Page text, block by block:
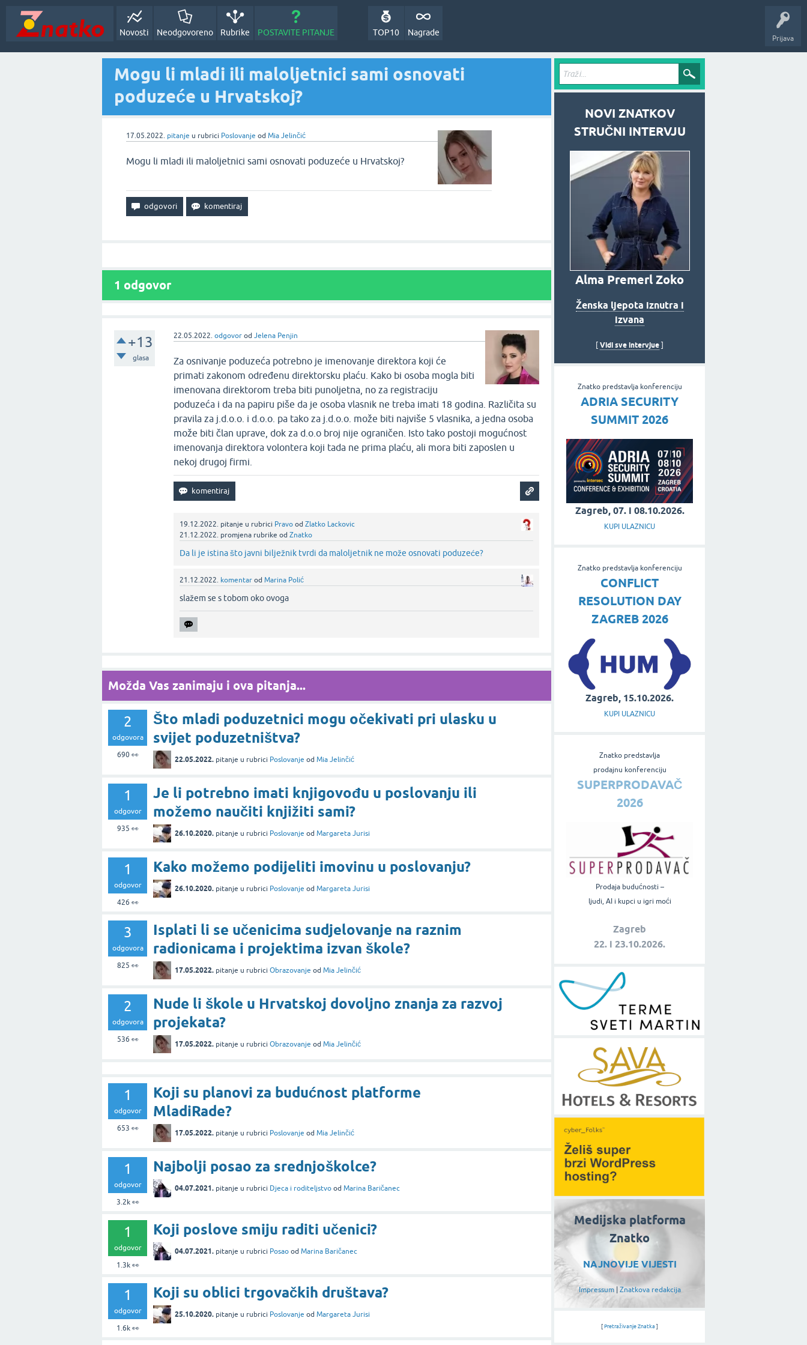
Prijava
Novosti Neodgovoreno Rubrike POSTAVITE PITANJE Nagrade
TOP10
Mogu li mladi ili maloljetnici sami osnovati
poduzeće u Hrvatskoj?
17.05.2022. pitanje u rubrici Poslovanje od Mia Jelinčić
Mogu li mladi ili maloljetnici sami osnovati poduzeće u Hrvatskoj?
1 odgovor
+13
glasa
22.05.2022. odgovor odJelena Penjin
Za osnivanje poduzeća potrebno je imenovanje direktora koji će
primati zakonom određenu direktorsku plaću. Kako bi osoba mogla biti
imenovana direktorom treba biti punoljetna, no za registraciju
poduzeća i da na papiru piše da je osoba vlasnik ne treba imati 18 godina. Različita su
pravila za j.d.o.o. i d.o.o. pa tako za j.d.o.o. može biti najviše 5 vlasnika, a jedna osoba
može biti član uprave, dok za d.o.o broj nije ograničen. Isto tako postoji mogućnost
imenovanja direktora volontera koji tada ne prima plaću, ali mora biti zaposlen u
nekoj drugoj firmi.
19.12.2022. pitanje u rubrici Pravo odZlatko Lackovic
21.12.2022. promjena rubrike odZnatko
Da li je istina što javni bilježnik tvrdi da maloljetnik ne može osnovati poduzeće?
21.12.2022. komentar odMarina Polić
slažem se s tobom oko ovoga‌
Možda Vas zanimaju i ova pitanja...
2
odgovora
690👀
Što mladi poduzetnici mogu očekivati pri ulasku u
svijet poduzetništva?
22.05.2022. pitanje u rubrici Poslovanje od Mia Jelinčić
1
odgovor
935 👀
Je li potrebno imati knjigovođu u poslovanju ili
možemo naučiti knjižiti sami?
26.10.2020. pitanje u rubrici Poslovanje od Margareta Jurisi
1
odgovor
426 👀
Kako možemo podijeliti imovinu u poslovanju?
26.10.2020. pitanje u rubrici Poslovanje od Margareta Jurisi
3
odgovora
825 👀
Isplati li se učenicima sudjelovanje na raznim
radionicama i projektima izvan škole?
17.05.2022. pitanje u rubrici Obrazovanje od Mia Jelinčić
2
odgovora
536 👀
Nude li škole u Hrvatskoj dovoljno znanja za razvoj
projekata?
17.05.2022. pitanje u rubrici Obrazovanje od Mia Jelinčić
1
odgovor
653 👀
Koji su planovi za budućnost platforme
MladiRade?
17.05.2022. pitanje u rubrici Poslovanje od Mia Jelinčić
1
odgovor
3.2k👀
Najbolji posao za srednjoškolce?
04.07.2021. pitanje u rubrici Djeca i roditeljstvo od Marina Baričanec
1
odgovor
1.3k👀
Koji poslove smiju raditi učenici?
04.07.2021. pitanje u rubrici Posao od Marina Baričanec
1
odgovor
1.6k👀
Koji su oblici trgovačkih društava?
25.10.2020. pitanje u rubrici Poslovanje od Margareta Jurisi
NOVI ZNATKOV
STRUČNI INTERVJU
Alma Premerl Zoko
Ženska ljepota iznutra i
izvana
Vidi sve intervjue
Znatko predstavlja konferenciju
ADRIA SECURITY
SUMMIT 2026
Zagreb, 07. i 08.10.2026.
KUPI ULAZNICU
Znatko predstavlja konferenciju
CONFLICT
RESOLUTION DAY
ZAGREB 2026
Zagreb, 15.10.2026.
KUPI ULAZNICU
Znatko predstavlja
prodajnu konferenciju
SUPERPRODAVAČ
2026
Prodaja budućnosti –
ljudi, AI i kupci u igri moći
Zagreb
22. i 23.10.2026.
Medijska platforma
Znatko
NAJNOVIJE VIJESTI
Impressum| Znatkova redakcija
[ Pretraživanje Znatka ]